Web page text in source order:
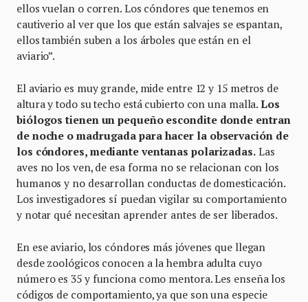
ellos vuelan o corren. Los cóndores que tenemos en
cautiverio al ver que los que están salvajes se espantan,
ellos también suben a los árboles que están en el
aviario”.
El aviario es muy grande, mide entre 12 y 15 metros de
altura y todo su techo está cubierto con una malla.Los
biólogos tienen un pequeño escondite donde entran
de noche o madrugada para hacer la observación de
los cóndores, mediante ventanas polarizadas.Las
aves no los ven, de esa forma no se relacionan con los
humanos y no desarrollan conductas de domesticación.
Los investigadores sí puedan vigilar su comportamiento
y notar qué necesitan aprender antes de ser liberados.
En ese aviario, los cóndores más jóvenes que llegan
desde zoológicos conocen a la hembra adulta cuyo
número es 35 y funciona como mentora. Les enseña los
códigos de comportamiento, ya que son una especie